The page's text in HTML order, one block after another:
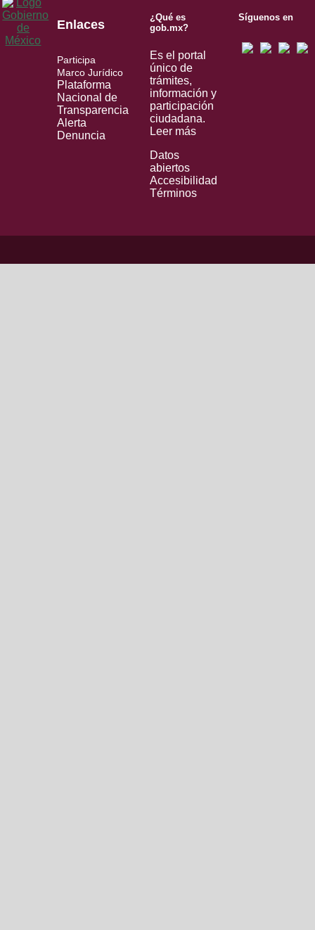
Enlaces
Participa
Marco Jurídico
Plataforma
Nacional de
Transparencia
Alerta
Denuncia
¿Qué es
gob.mx?
Es el portal
único de
trámites,
información y
participación
ciudadana.
Leer más
Datos
abiertos
Accesibilidad
Términos
Síguenos en